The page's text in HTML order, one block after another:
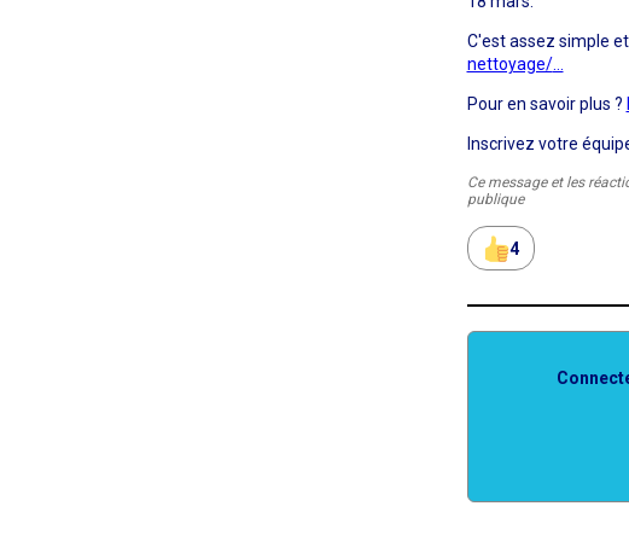
C'est assez simple
nettoyage/...
Pour en savoir plus ?
Inscrivez votre
Ce message et les
publique
4